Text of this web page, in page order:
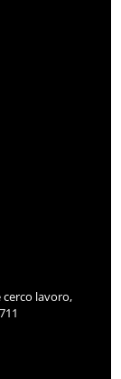
lavoro,